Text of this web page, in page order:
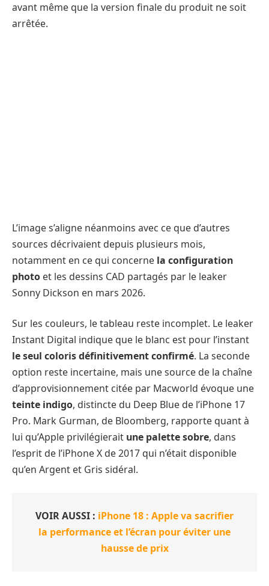
avant même que la version finale du produit ne soit
arrêtée.
L’image s’aligne néanmoins avec ce que d’autres
sources décrivaient depuis plusieurs mois,
notamment en ce qui concerne la configuration
photo et les dessins CAD partagés par le leaker
Sonny Dickson en mars 2026.
Sur les couleurs, le tableau reste incomplet. Le leaker
Instant Digital indique que le blanc est pour l’instant
le seul coloris définitivement confirmé. La seconde
option reste incertaine, mais une source de la chaîne
d’approvisionnement citée par Macworld évoque une
teinte indigo, distincte du Deep Blue de l’iPhone 17
Pro. Mark Gurman, de Bloomberg, rapporte quant à
lui qu’Apple privilégierait une palette sobre, dans
l’esprit de l’iPhone X de 2017 qui n’était disponible
qu’en Argent et Gris sidéral.
VOIR AUSSI : iPhone 18 : Apple va sacrifier
la performance et l’écran pour éviter une
hausse de prix